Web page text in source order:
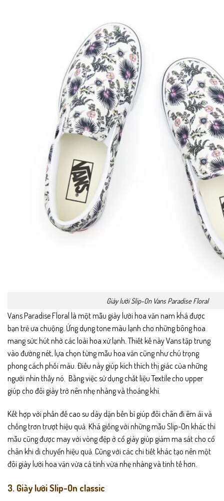
Giày lười Slip-On Vans Paradise Floral
Vans Paradise Floral là một mẫu giày lười hoa văn nam khá được
bạn trẻ ưa chuộng. Ứng dụng tone màu lạnh cho những bông hoa
mang sức hút nhờ các loài hoa xứ lạnh. Thiết kế này Vans tập trung
vào đường nét, lựa chọn từng mẫu hoa văn cũng như chú trọng
phong cách phối màu. Điều này giúp kích thích thị giác của những
người nhìn thấy nó. Bằng việc sử dụng chất liệu Textile cho upper
giúp cho đôi giày trở nên nhẹ nhàng và thoáng khí.
Kết hợp với phần đế cao su dày dặn bền bỉ giúp đôi chân đi êm ái và
chống trơn trượt hiệu quả. Khá giống với những mẫu Slip-On khác thì
mẫu cũng được may với vòng đệp ở cổ giày giúp giảm ma sát cho cổ
chân khi di chuyển hiệu quả. Cũng với các chi tiết khác tạo nên một
đôi giày lười hoa văn vừa cá tính vừa nhẹ nhàng và tinh tế hơn.
3. Giày lười Slip-On classic